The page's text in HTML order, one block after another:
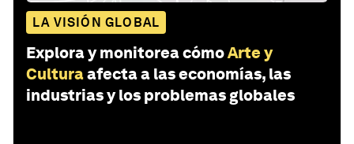
LA VISIÓN GLOBAL
Explora y monitorea cómoArte y
Culturaafecta a las economías, las
industrias y los problemas globales